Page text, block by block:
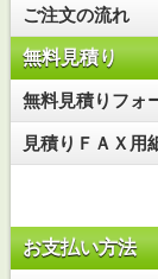
ご注文の流れ
無料見積り
無料見積りフォ
見積りＦＡＸ用
お支払い方法